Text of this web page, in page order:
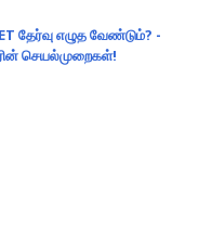
தேர்வு எழுத வேண்டும்? -
செயல்முறைகள்!